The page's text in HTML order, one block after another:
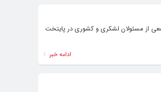
از مسئولان لشکری و کشوری در پایتخت
ادامه خبر